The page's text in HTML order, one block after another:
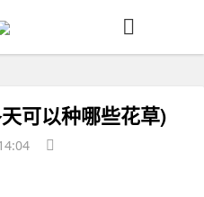
可以种哪些花草)